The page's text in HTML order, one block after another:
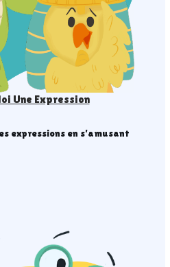
Une Expression
expressions en s’amusant